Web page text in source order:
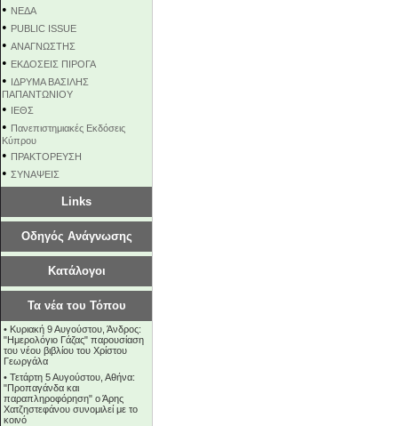
• NEΔΑ
• PUBLIC ISSUE
• ΑΝΑΓΝΩΣΤΗΣ
• ΕΚΔΟΣΕΙΣ ΠΙΡΟΓΑ
• ΙΔΡΥΜΑ ΒΑΣΙΛΗΣ
ΠΑΠΑΝΤΩΝΙΟΥ
• ΙΕΘΣ
• Πανεπιστημιακές Εκδόσεις
Κύπρου
• ΠΡΑΚΤΟΡΕΥΣΗ
• ΣΥΝΑΨΕΙΣ
Links
Οδηγός Ανάγνωσης
Κατάλογοι
Τα νέα του Τόπου
• Κυριακή 9 Αυγούστου, Άνδρος:
"Ημερολόγιο Γάζας" παρουσίαση
του νέου βιβλίου του Χρίστου
Γεωργάλα
• Τετάρτη 5 Αυγούστου, Αθήνα:
"Προπαγάνδα και
παραπληροφόρηση" ο Άρης
Χατζηστεφάνου συνομιλεί με το
κοινό